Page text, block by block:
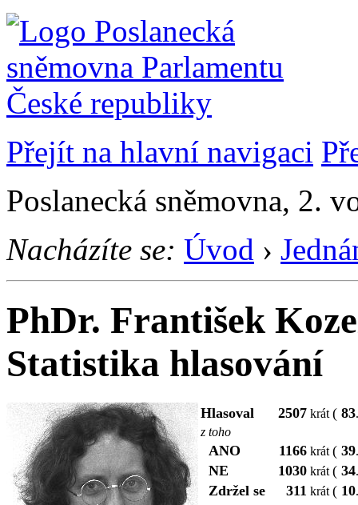
Přejít na hlavní navigaci
Poslanecká sněmovna, 2.
Nacházíte se: Úvod ›
PhDr. František
Statistika hlasování
Hlasoval 2507 krát ( 83
z toho
ANO 1166 krát ( 39
NE 1030 krát ( 34
Zdržel se 311 krát ( 10